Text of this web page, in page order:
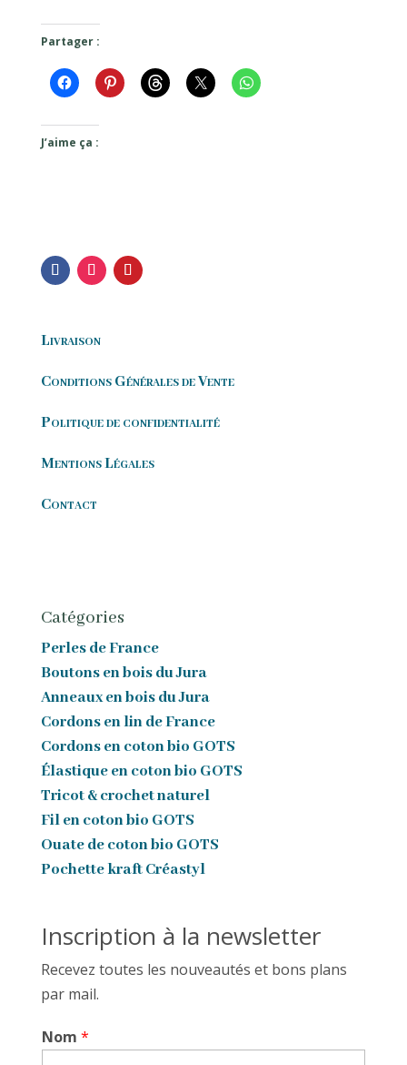
Partager :
J’aime ça :
Livraison
Conditions Générales de Vente
Politique de confidentialité
Mentions Légales
Contact
Catégories
Perles de France
Boutons en bois du Jura
Anneaux en bois du Jura
Cordons en lin de France
Cordons en coton bio GOTS
Élastique en coton bio GOTS
Tricot & crochet naturel
Fil en coton bio GOTS
Ouate de coton bio GOTS
Pochette kraft Créastyl
Inscription à la newsletter
Recevez toutes les nouveautés et bons plans
par mail.
Nom *